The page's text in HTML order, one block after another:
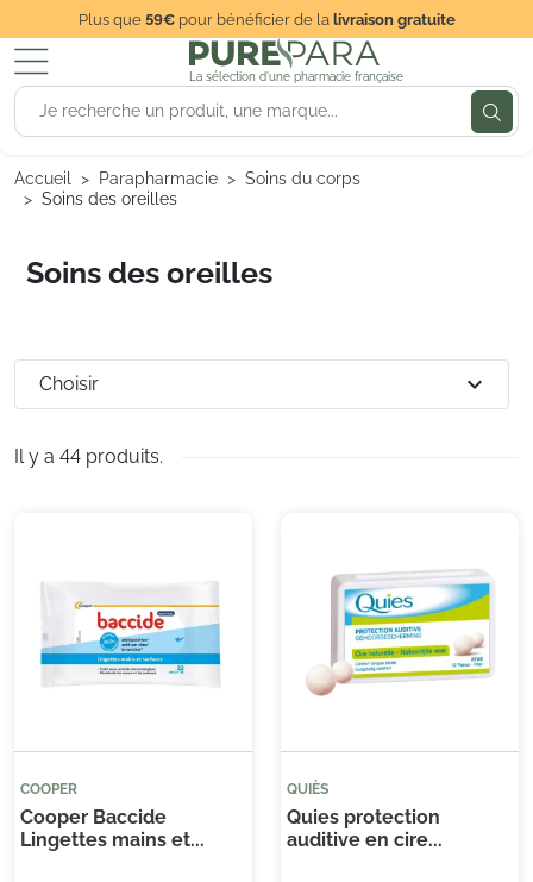
Plus que59€pour bénéficier de lalivraison gratuite
La sélection d'une pharmacie française
Accueil Parapharmacie
Soins du corps
Soins des oreilles
Soins des oreilles
Il y a 44 produits.
Choisir expand_more
COOPER
Cooper Baccide
Lingettes mains et...
QUIÈS
Quies protection
auditive en cire...